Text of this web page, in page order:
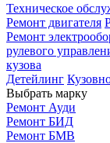
Техническое
Ремонт двигателя
Ремонт
рулевого
кузова
Детейлинг
Выбрать марку
Ремонт Ауди
Ремонт БИД
Ремонт БМВ